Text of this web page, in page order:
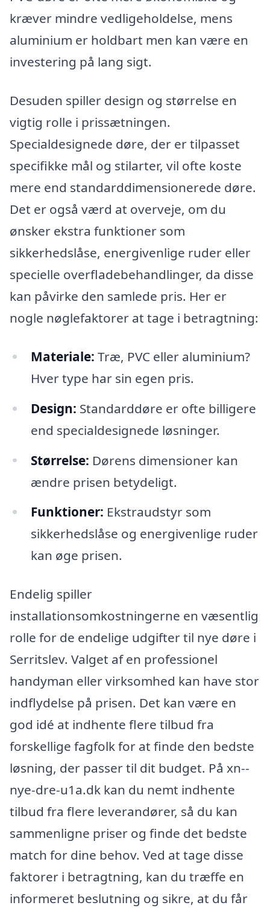
kræver mindre vedligeholdelse, mens
aluminium er holdbart men kan være en
investering på lang sigt.
Desuden spiller design og størrelse en
vigtig rolle i prissætningen.
Specialdesignede døre, der er tilpasset
specifikke mål og stilarter, vil ofte koste
mere end standarddimensionerede døre.
Det er også værd at overveje, om du
ønsker ekstra funktioner som
sikkerhedslåse, energivenlige ruder eller
specielle overfladebehandlinger, da disse
kan påvirke den samlede pris. Her er
nogle nøglefaktorer at tage i betragtning:
Materiale: Træ, PVC eller aluminium?
Hver type har sin egen pris.
Design: Standarddøre er ofte billigere
end specialdesignede løsninger.
Størrelse: Dørens dimensioner kan
ændre prisen betydeligt.
Funktioner: Ekstraudstyr som
sikkerhedslåse og energivenlige ruder
kan øge prisen.
Endelig spiller
installationsomkostningerne en væsentlig
rolle for de endelige udgifter til nye døre i
Serritslev. Valget af en professionel
handyman eller virksomhed kan have stor
indflydelse på prisen. Det kan være en
god idé at indhente flere tilbud fra
forskellige fagfolk for at finde den bedste
løsning, der passer til dit budget. På xn--
nye-dre-u1a.dk kan du nemt indhente
tilbud fra flere leverandører, så du kan
sammenligne priser og finde det bedste
match for dine behov. Ved at tage disse
faktorer i betragtning, kan du træffe en
informeret beslutning og sikre, at du får